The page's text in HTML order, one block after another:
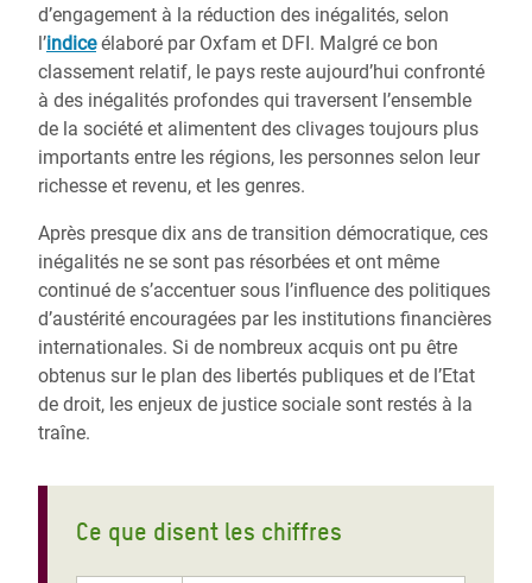
d’engagement à la réduction des inégalités, selon
l’indiceélaboré par Oxfam et DFI. Malgré ce bon
classement relatif, le pays reste aujourd’hui confronté
à des inégalités profondes qui traversent l’ensemble
de la société et alimentent des clivages toujours plus
importants entre les régions, les personnes selon leur
richesse et revenu, et les genres.
Après presque dix ans de transition démocratique, ces
inégalités ne se sont pas résorbées et ont même
continué de s’accentuer sous l’influence des politiques
d’austérité encouragées par les institutions financières
internationales. Si de nombreux acquis ont pu être
obtenus sur le plan des libertés publiques et de l’Etat
de droit, les enjeux de justice sociale sont restés à la
traîne.
Ce que disent les chiffres